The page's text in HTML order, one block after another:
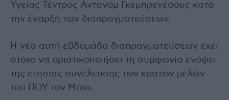
Υγείας Τέντρος Αντανόμ Γκεμπρεγέσους κατά
την έναρξη των διαπραγματεύσεων.
Η νέα αυτή εβδομάδα διαπραγματεύσεων έχει
στόχο να οριστικοποιήσει τη συμφωνία ενόψει
της ετήσιας συνέλευσης των κρατών μελών
του ΠΟΥ τον Μάιο.